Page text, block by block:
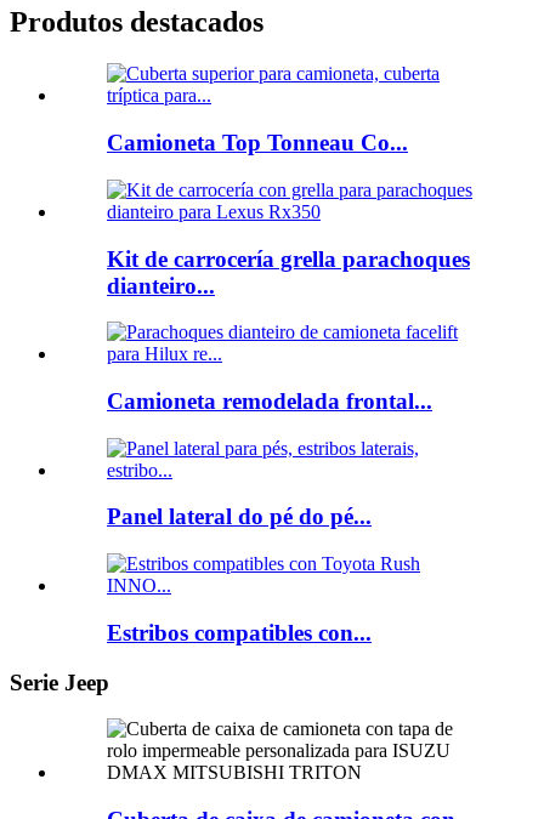
Produtos destacados
Camioneta Top Tonneau Co...
Kit de carrocería grella parachoques
dianteiro...
Camioneta remodelada frontal...
Panel lateral do pé do pé...
Estribos compatibles con...
Serie Jeep